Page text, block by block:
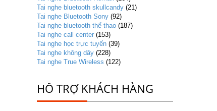
Tai nghe bluetooth skullcandy (21)
Tai nghe Bluetooth Sony (92)
Tai nghe bluetooth thể thao (187)
Tai nghe call center (153)
Tai nghe học trực tuyến (39)
Tai nghe không dây (228)
Tai nghe True Wireless (122)
HỖ TRỢ KHÁCH HÀNG